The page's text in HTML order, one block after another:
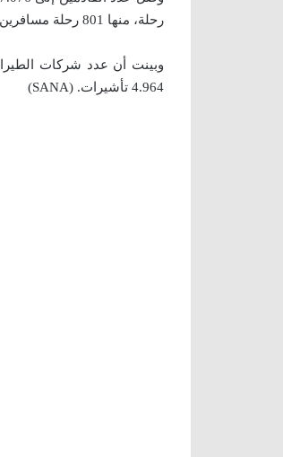
رحلة، منها 801 رحلة مسافرين و20 دبلوماسية و7 عارضة.
4.964 تأشيرات. (SANA)